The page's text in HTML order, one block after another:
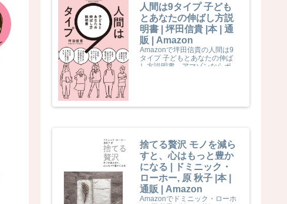
人間は9タイプ 子ども
とあなたの伸ばし方説
明書 | 坪田信貴 |本 | 通
販 | Amazon
Amazonで坪田信貴の人間は9
タイプ 子どもとあなたの伸ば
し方説明書。アマゾンならポイ
し方説明書もアマゾン配送商品
捨てる贅沢 モノを減ら
すと、心はもっと豊か
になる | ドミニック・
ローホー, 原 秋子 |本 |
通販 | Amazon
Amazonでドミニック・ローホ